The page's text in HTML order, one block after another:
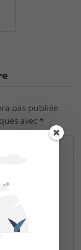
pas publiée.
avec *